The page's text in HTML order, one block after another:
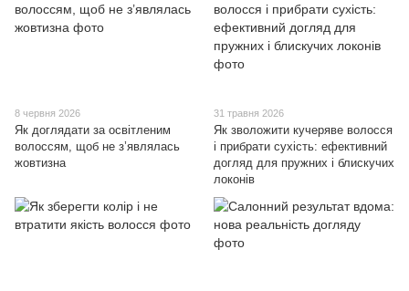
8 червня 2026
Як доглядати за освітленим
волоссям, щоб не з’являлась
жовтизна
31 травня 2026
Як зволожити кучеряве волосся
і прибрати сухість: ефективний
догляд для пружних і блискучих
локонів